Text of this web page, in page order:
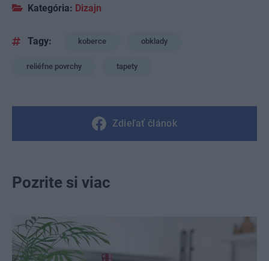
Kategória: Dizajn
Tagy: koberce obklady
reliéfne povrchy tapety
Zdieľať článok
Pozrite si viac